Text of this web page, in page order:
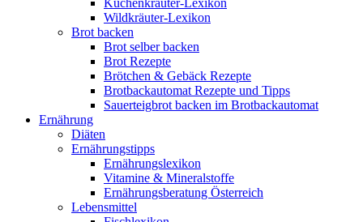
Küchenkräuter-Lexikon
Wildkräuter-Lexikon
Brot backen
Brot selber backen
Brot Rezepte
Brötchen & Gebäck Rezepte
Brotbackautomat Rezepte und Tipps
Sauerteigbrot backen im Brotbackautomat
Ernährung
Diäten
Ernährungstipps
Ernährungslexikon
Vitamine & Mineralstoffe
Ernährungsberatung Österreich
Lebensmittel